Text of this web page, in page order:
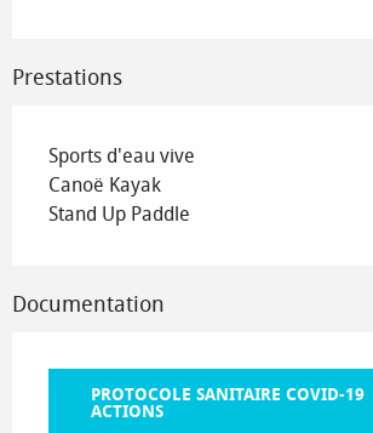
Prestations
Sports d'eau vive
Canoë Kayak
Stand Up Paddle
Documentation
PROTOCOLE SANITAIRE COVID-19
ACTIONS